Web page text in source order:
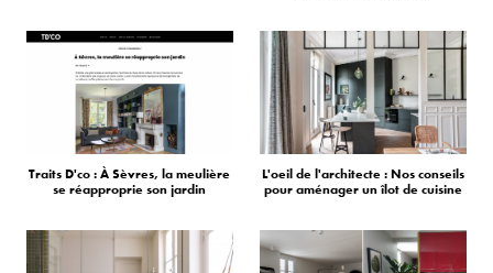
Traits D'co : À Sèvres, la meulière
se réapproprie son jardin
L'oeil de l'architecte : Nos conseils
pour aménager un îlot de cuisine